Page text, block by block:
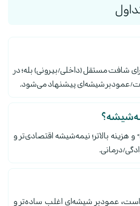
شافت مستقل (داخلی/بیرونی) بله؛ در
عمودبر شیشه‌ای پیشنهاد می‌شود.
تمام‌شیشه جلوه ۳۶۰° و هزینه بالاتر؛ نیمه‌شیشه اقتصادی‌تر و
درمانی.
عمودبر شیشه‌ای اغلب ساده‌تر و